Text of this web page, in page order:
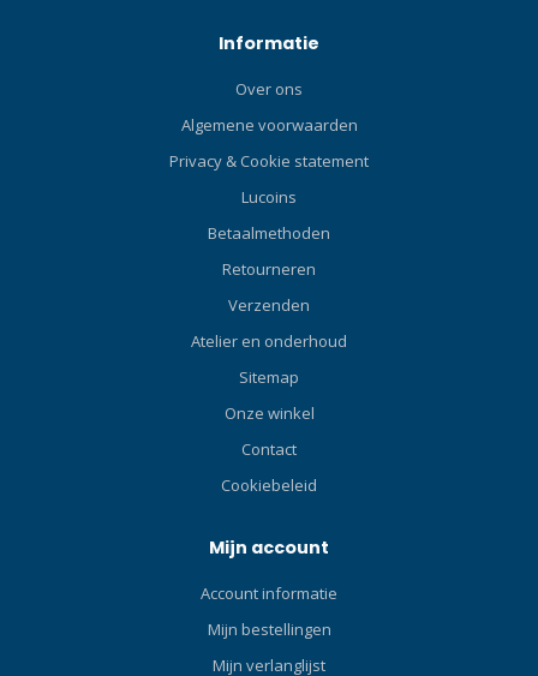
langduring gebruik over
of verlengd gebruik tijdens
één lange duik. De
combinatie met de canister
BEAGH is 10 uur bij vol
vermogen. De canister
Panasonic of Sanyo lithium
batterijcellen. De canister is
fabrieksmatig geseald en
geretourneerd als de
batterij cellen vervangen
lege accu volledig op te
Batterij indicator: Blauw:
Groen: 30-60% beschikbaar;
Rood: 10-30% beschikbaar;
Informatie
Over ons
Algemene voorwaarden
Privacy & Cookie statement
Lucoins
Betaalmethoden
Retourneren
Verzenden
Atelier en onderhoud
Sitemap
Onze winkel
Contact
Cookiebeleid
Mijn account
Account informatie
Mijn bestellingen
Mijn verlanglijst